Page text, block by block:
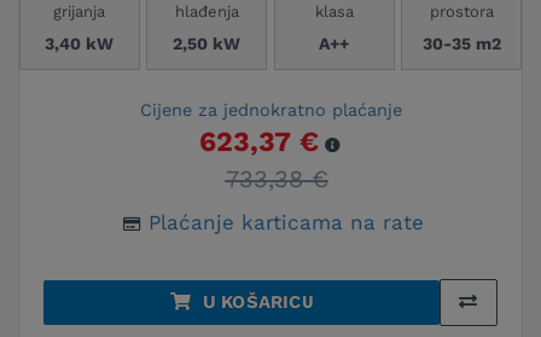
grijanja
3,40 kW
hlađenja
2,50 kW
klasa
A++
prostora
30-35 m2
Cijene za jednokratno plaćanje
623,37 €
733,38 €
Plaćanje karticama na rate
U KOŠARICU